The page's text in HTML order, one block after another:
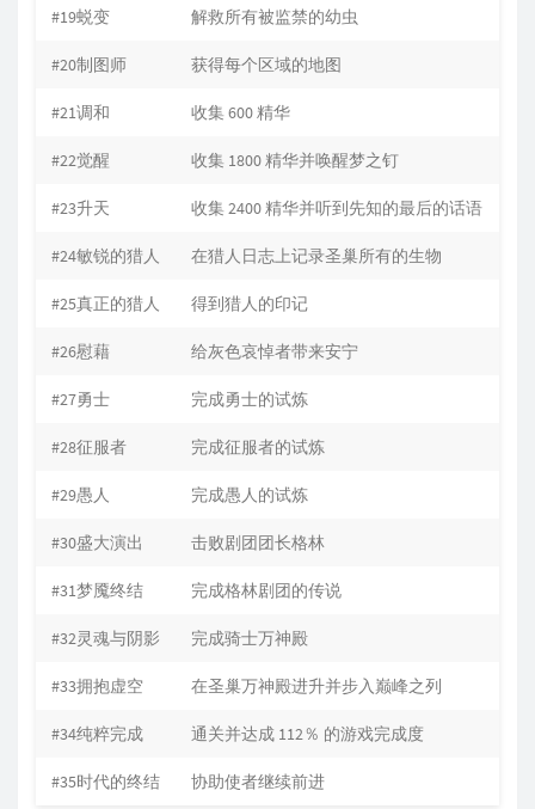
#19蜕变 解救所有被监禁的幼虫
#20制图师 获得每个区域的地图
#21调和 收集 600 精华
#22觉醒 收集 1800 精华并唤醒梦之钉
#23升天 收集 2400 精华并听到先知的最后的话语
#24敏锐的猎人 在猎人日志上记录圣巢所有的生物
#25真正的猎人 得到猎人的印记
#26慰藉 给灰色哀悼者带来安宁
#27勇士 完成勇士的试炼
#28征服者 完成征服者的试炼
#29愚人 完成愚人的试炼
#30盛大演出 击败剧团团长格林
#31梦魇终结 完成格林剧团的传说
#32灵魂与阴影 完成骑士万神殿
#33拥抱虚空 在圣巢万神殿进升并步入巅峰之列
#34纯粹完成 通关并达成 112％ 的游戏完成度
#35时代的终结 协助使者继续前进